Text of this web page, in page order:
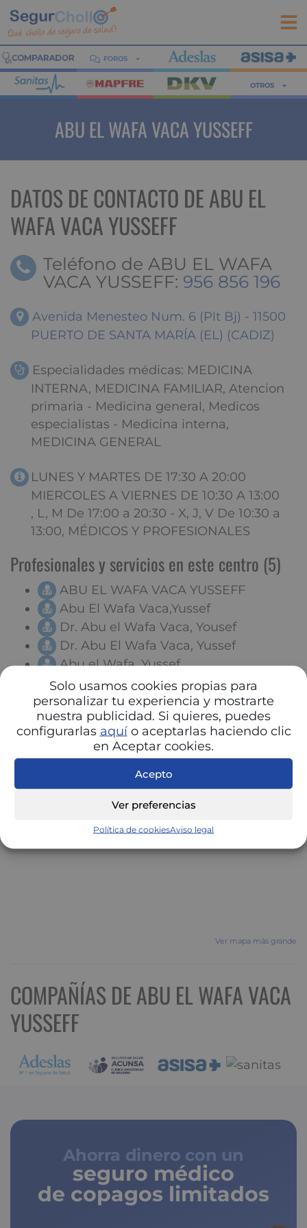
Solo usamos cookies propias para
personalizar tu experiencia y mostrarte
nuestra publicidad. Si quieres, puedes
configurarlas aquío aceptarlas haciendo clic
en Aceptar cookies.
Acepto
Ver preferencias
Política de cookiesAviso legal
FOROS
OTROS
ABU EL WAFA VACA YUSSEFF
DATOS DE CONTACTO DE ABU EL
WAFA VACA YUSSEFF
Teléfono de ABU EL WAFA
VACA YUSSEFF: 956 856 196
Avenida Menesteo Num. 6 (Plt Bj) - 11500
PUERTO DE SANTA MARÍA (EL) (CADIZ)
Especialidades médicas: MEDICINA
INTERNA, MEDICINA FAMILIAR, Atencion
primaria - Medicina general, Medicos
especialistas - Medicina interna,
MEDICINA GENERAL
LUNES Y MARTES DE 17:30 A 20:00
MIERCOLES A VIERNES DE 10:30 A 13:00
, L, M De 17:00 a 20:30 - X, J, V De 10:30 a
13:00, MÉDICOS Y PROFESIONALES
Profesionales y servicios en este centro (5)
ABU EL WAFA VACA YUSSEFF
Abu El Wafa Vaca,Yussef
Dr. Abu el Wafa Vaca, Yousef
Dr. Abu El Wafa Vaca, Yussef
Abu el Wafa, Yussef
Ver mapa más grande
COMPAÑÍAS DE ABU EL WAFA VACA
YUSSEFF
Ahorra dinero con un
seguro médico
de copagos limitados